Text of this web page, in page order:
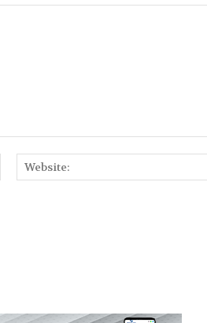
Posta:*